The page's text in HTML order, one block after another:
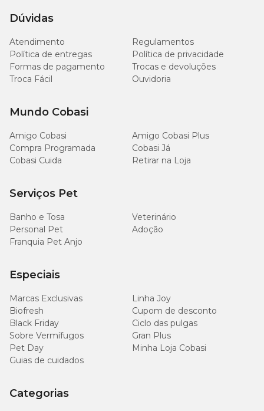
regularmente, participe do
de vantagens exclusivas, ou escolha retirar na loja com a
Dúvidas
Atendimento
Regulamentos
Política de entregas
Política de privacidade
Formas de pagamento
Trocas e devoluções
Troca Fácil
Ouvidoria
Mundo Cobasi
Amigo Cobasi
Amigo Cobasi Plus
Compra Programada
Cobasi Já
Cobasi Cuida
Retirar na Loja
Serviços Pet
Banho e Tosa
Veterinário
Personal Pet
Adoção
Franquia Pet Anjo
Especiais
Marcas Exclusivas
Linha Joy
Biofresh
Cupom de desconto
Black Friday
Ciclo das pulgas
Sobre Vermífugos
Gran Plus
Pet Day
Minha Loja Cobasi
Guias de cuidados
Categorias